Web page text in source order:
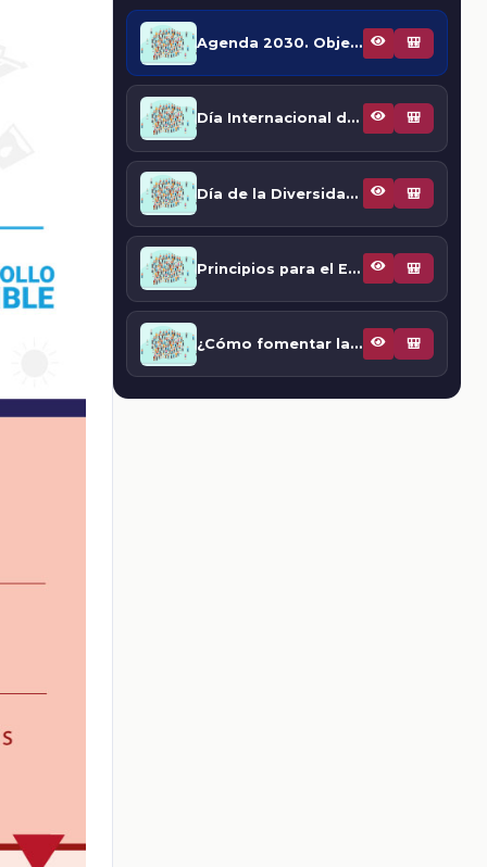
Agenda 2030. Objetivo 5: Igualdad de género 🎒
Día Internacional del Hombre 🎒
Día de la Diversidad Cultural para el Diálogo y el Desarrollo 🎒
Principios para el Empoderamiento de las Mujeres 🎒
¿Cómo fomentar la igualdad de género? 🎒